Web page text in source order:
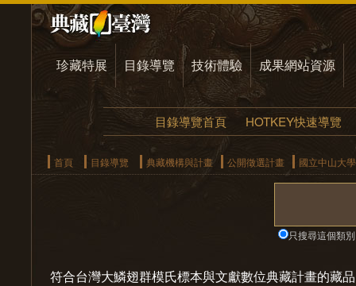
珍藏特展 目錄導覽 技術體驗 成果網站資源
目錄導覽首頁 HOTKEY快速導覽
首頁 目錄導覽 典藏機構與計畫 公開徵選計畫 國立中山大學
只搜尋這個類別
符合台灣大鱗翅群模氏標本與文獻數位典藏計畫的藏品